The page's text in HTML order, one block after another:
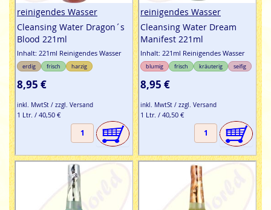
reinigendes Wasser
Cleansing Water Dragon´s
Blood 221ml
Inhalt: 221ml Reinigendes Wasser
erdig frisch harzig
8,95 €
inkl. MwtSt / zzgl. Versand
1 Ltr. / 40,50 €
reinigendes Wasser
Cleansing Water Dream
Manifest 221ml
Inhalt: 221ml Reinigendes Wasser
blumig frisch kräuterig seifig
8,95 €
inkl. MwtSt / zzgl. Versand
1 Ltr. / 40,50 €